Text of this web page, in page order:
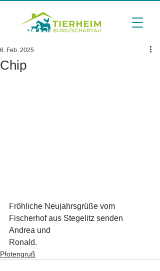
Chip
6. Feb. 2025
Fröhliche Neujahrsgrüße vom
Fischerhof aus Stegelitz senden
Andrea und
Ronald.
Pfotengruß